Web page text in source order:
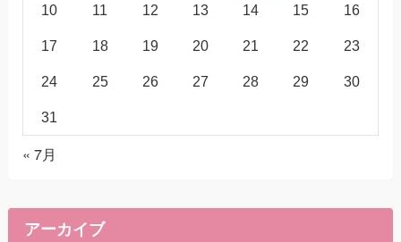
10 11 12 13 14 15 16
17 18 19 20 21 22 23
24 25 26 27 28 29 30
31
« 7月
アーカイブ